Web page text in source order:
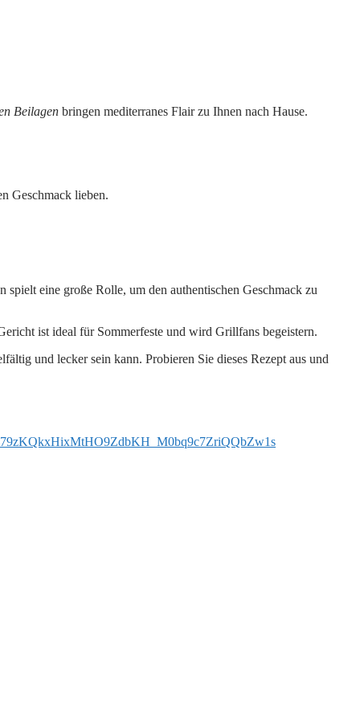
Beilagen bringen mediterranes Flair zu Ihnen nach Hause.
Geschmack lieben.
eine große Rolle, um den authentischen Geschmack zu
ist ideal für Sommerfeste und wird Grillfans begeistern.
und lecker sein kann. Probieren Sie dieses Rezept aus und